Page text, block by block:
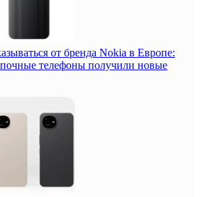
от бренда Nokia в Европе:
телефоны получили новые